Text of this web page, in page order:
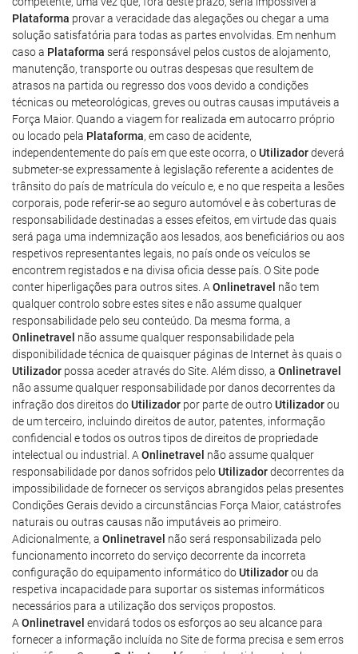
Plataforma provar a veracidade das alegações ou chegar a uma
solução satisfatória para todas as partes envolvidas. Em nenhum
caso a Plataforma será responsável pelos custos de alojamento,
manutenção, transporte ou outras despesas que resultem de
atrasos na partida ou regresso dos voos devido a condições
técnicas ou meteorológicas, greves ou outras causas imputáveis a
Força Maior. Quando a viagem for realizada em autocarro próprio
ou locado pela Plataforma, em caso de acidente,
independentemente do país em que este ocorra, oUtilizadordeverá
submeter-se expressamente à legislação referente a acidentes de
trânsito do país de matrícula do veículo e, e no que respeita a lesões
corporais, pode referir-se ao seguro automóvel e às coberturas de
responsabilidade destinadas a esses efeitos, em virtude das quais
será paga uma indemnização aos lesados, aos beneficiários ou aos
respetivos representantes legais, no país onde os veículos se
encontrem registados e na divisa oficia desse país. O Site pode
conter hiperligações para outros sites. A Onlinetravel não tem
qualquer controlo sobre estes sites e não assume qualquer
responsabilidade pelo seu conteúdo. Da mesma forma, a
Onlinetravel não assume qualquer responsabilidade pela
disponibilidade técnica de quaisquer páginas de Internet às quais o
Utilizador possa aceder através do Site. Além disso, a Onlinetravel
não assume qualquer responsabilidade por danos decorrentes da
infração dos direitos doUtilizador por parte de outroUtilizadorou
de um terceiro, incluindo direitos de autor, patentes, informação
confidencial e todos os outros tipos de direitos de propriedade
intelectual ou industrial. A Onlinetravel não assume qualquer
responsabilidade por danos sofridos peloUtilizadordecorrentes da
impossibilidade de fornecer os serviços abrangidos pelas presentes
Condições Gerais devido a circunstâncias Força Maior, catástrofes
naturais ou outras causas não imputáveis ao primeiro.
Adicionalmente, a Onlinetravel não será responsabilizada pelo
funcionamento incorreto do serviço decorrente da incorreta
configuração do equipamento informático doUtilizadorou da
respetiva incapacidade para suportar os sistemas informáticos
necessários para a utilização dos serviços propostos.
A Onlinetravel envidará todos os esforços ao seu alcance para
fornecer a informação incluída no Site de forma precisa e sem erros